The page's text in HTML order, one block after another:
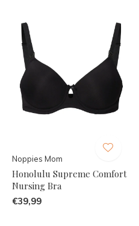
Noppies Mom
Honolulu Supreme Comfort
Nursing Bra
€39,99